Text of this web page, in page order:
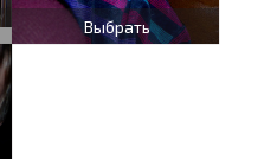
Выбрать